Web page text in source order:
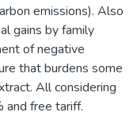
emissions). Also
gains by family
of negative
that burdens some
All considering
and free tariff.